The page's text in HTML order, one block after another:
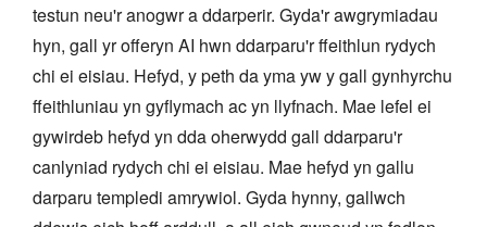
testun neu'r anogwr a ddarperir. Gyda'r awgrymiadau
hyn, gall yr offeryn AI hwn ddarparu'r ffeithlun rydych
chi ei eisiau. Hefyd, y peth da yma yw y gall gynhyrchu
ffeithluniau yn gyflymach ac yn llyfnach. Mae lefel ei
gywirdeb hefyd yn dda oherwydd gall ddarparu'r
canlyniad rydych chi ei eisiau. Mae hefyd yn gallu
darparu templedi amrywiol. Gyda hynny, gallwch